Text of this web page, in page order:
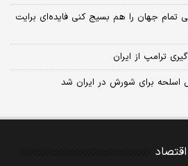
تمام جهان را هم بسیج کنی فایده‌ای برایت
ترامپ از ایران
اسلحه برای شورش در ایران شد